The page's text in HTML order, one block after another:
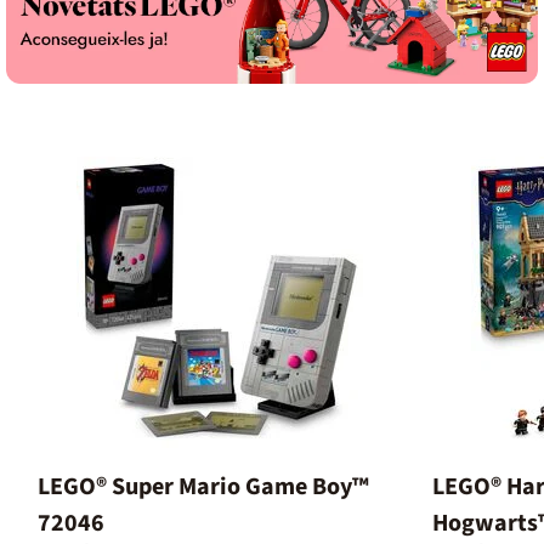
targetes
per
inclososFlaix
mitjançant
Retro,
la creativitat i
a partir de 8
càmera
producte
segons la
compra.
LEGO® Super Mario Game Boy™
72046
LEGO®